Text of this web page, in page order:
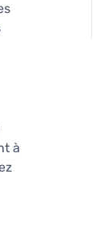
à